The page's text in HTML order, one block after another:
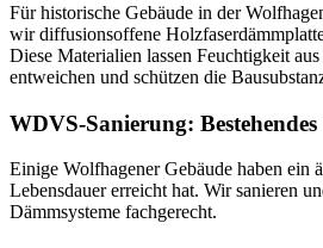
Für historische Gebäude in der
wir diffusionsoffene
Diese Materialien lassen Feuchtigkeit
entweichen und schützen die
WDVS-Sanierung:
Einige Wolfhagener Gebäude haben ein
Lebensdauer erreicht hat. Wir sanieren
Dämmsysteme fachgerecht.